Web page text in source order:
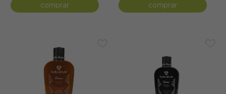
comprar comprar